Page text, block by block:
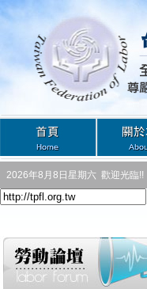
2026年8月8日星期六 歡迎光臨!!